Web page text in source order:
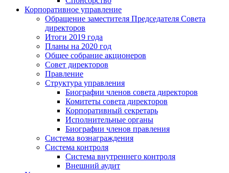
Корпоративное управление
Обращение заместителя Председателя Совета
директоров
Итоги 2019 года
Планы на 2020 год
Общее собрание акционеров
Совет директоров
Правление
Структура управления
Биографии членов совета директоров
Комитеты совета директоров
Корпоративный секретарь
Исполнительные органы
Биографии членов правления
Система вознаграждения
Система контроля
Система внутреннего контроля
Внешний аудит